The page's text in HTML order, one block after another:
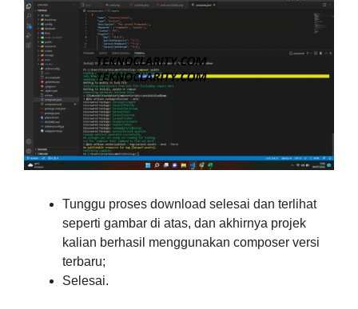
Tunggu proses download selesai dan terlihat
seperti gambar di atas, dan akhirnya projek
kalian berhasil menggunakan composer versi
terbaru;
Selesai.